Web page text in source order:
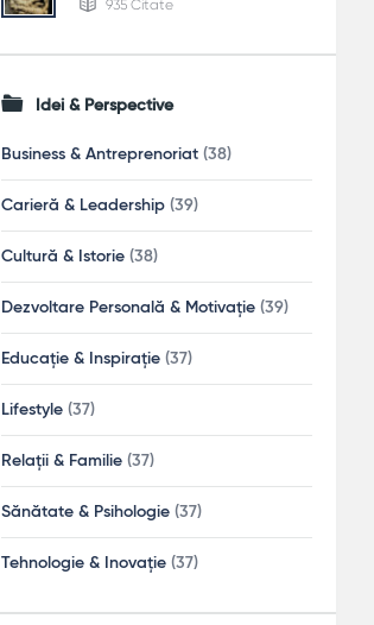
935 Citate
Idei & Perspective
Business & Antreprenoriat (38)
Carieră & Leadership (39)
Cultură & Istorie (38)
Dezvoltare Personală & Motivație (39)
Educație & Inspirație (37)
Lifestyle (37)
Relații & Familie (37)
Sănătate & Psihologie (37)
Tehnologie & Inovație (37)